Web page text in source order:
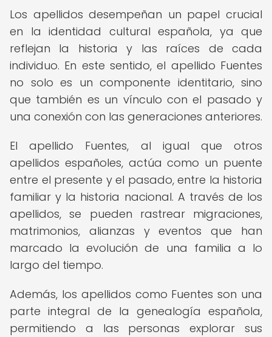
Los apellidos desempeñan un papel crucial
en la identidad cultural española, ya que
reflejan la historia y las raíces de cada
individuo. En este sentido, el apellido Fuentes
no solo es un componente identitario, sino
que también es un vínculo con el pasado y
una conexión con las generaciones anteriores.
El apellido Fuentes, al igual que otros
apellidos españoles, actúa como un puente
entre el presente y el pasado, entre la historia
familiar y la historia nacional. A través de los
apellidos, se pueden rastrear migraciones,
matrimonios, alianzas y eventos que han
marcado la evolución de una familia a lo
largo del tiempo.
Además, los apellidos como Fuentes son una
parte integral de la genealogía española,
permitiendo a las personas explorar sus